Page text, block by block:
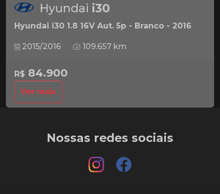
Hyundai i30
Hyundai i30 1.8 16V Aut. 5p - Branco - 2016
2015/2016 109.657 km
R$ 84.900
Ver mais
Nossas redes sociais